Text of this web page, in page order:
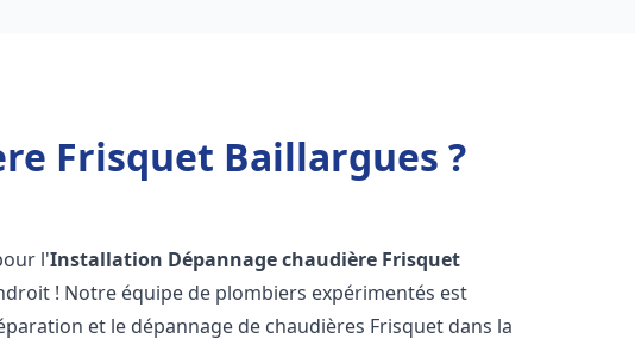
Frisquet Baillargues ?
l'Installation Dépannage chaudière Frisquet
! Notre équipe de plombiers expérimentés est
et le dépannage de chaudières Frisquet dans la